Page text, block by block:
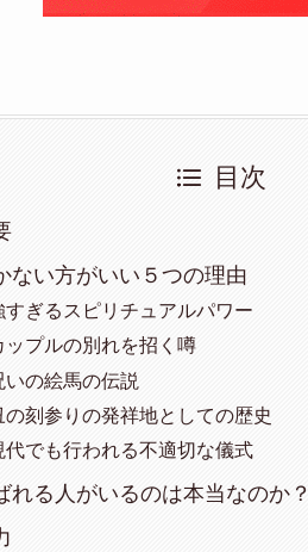
目次
ない方がいい５つの理由
ぎるスピリチュアルパワー
プルの別れを招く噂
の絵馬の伝説
刻参りの発祥地としての歴史
でも行われる不適切な儀式
れる人がいるのは本当なのか？